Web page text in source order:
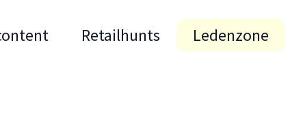
Retailhunts Ledenzone